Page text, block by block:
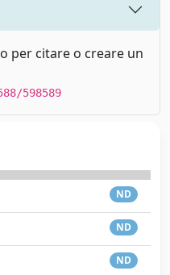
per citare o creare un
598589
ND
ND
ND